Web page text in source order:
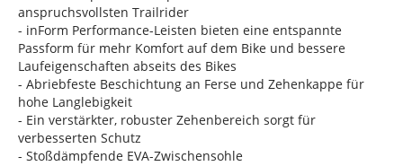
anspruchsvollsten Trailrider
- inForm Performance-Leisten bieten eine entspannte
Passform für mehr Komfort auf dem Bike und bessere
Laufeigenschaften abseits des Bikes
- Abriebfeste Beschichtung an Ferse und Zehenkappe für
hohe Langlebigkeit
- Ein verstärkter, robuster Zehenbereich sorgt für
verbesserten Schutz
- Stoßdämpfende EVA-Zwischensohle